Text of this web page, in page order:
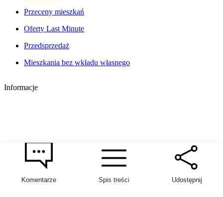
Komentarze Spis treści Udostępnij
Przeceny mieszkań
Oferty Last Minute
Przedsprzedaż
Mieszkania bez wkładu własnego
Informacje